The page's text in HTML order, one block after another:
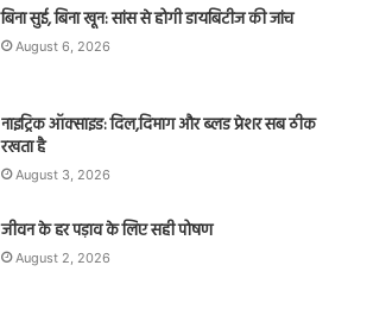
बिना सुई, बिना खून: सांस से होगी डायबिटीज की जांच
August 6, 2026
नाइट्रिक ऑक्साइड: दिल,दिमाग और ब्लड प्रेशर सब ठीक
रखता है
August 3, 2026
जीवन के हर पड़ाव के लिए सही पोषण
August 2, 2026